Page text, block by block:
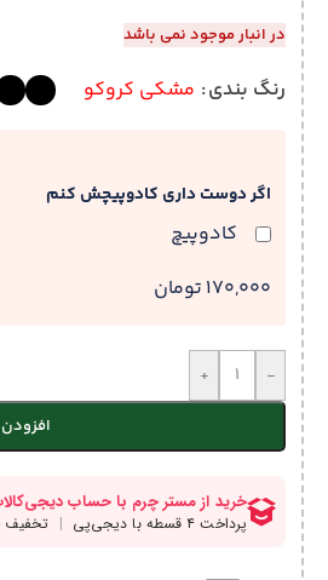
در انبار موجود نمی باشد
رنگ بندی مشکی کروکو
اگر دوست داری کادوپیچش کنم
کادوپیچ
170,000 تومان
-
+